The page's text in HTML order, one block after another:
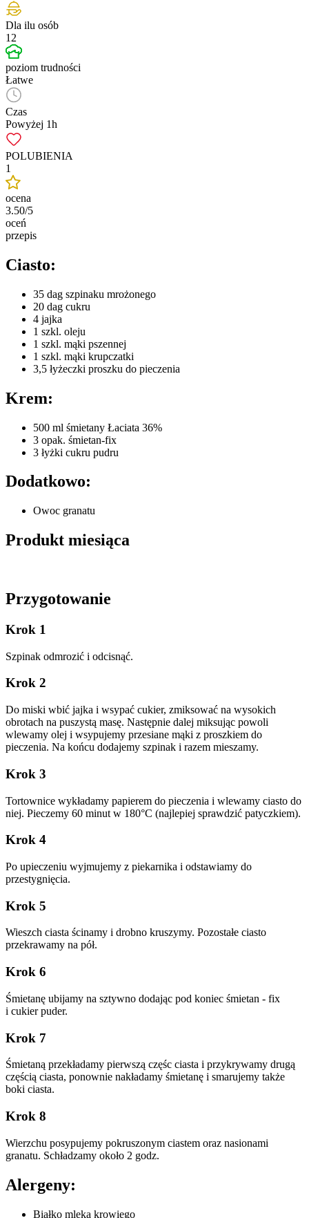
Dla ilu osób
12
poziom trudności
Łatwe
Czas
Powyżej 1h
POLUBIENIA
1
ocena
3.50/5
oceń
przepis
Ciasto:
35 dag szpinaku mrożonego
20 dag cukru
4 jajka
1 szkl. oleju
1 szkl. mąki pszennej
1 szkl. mąki krupczatki
3,5 łyżeczki proszku do pieczenia
Krem:
500 ml śmietany Łaciata 36%
3 opak. śmietan-fix
3 łyżki cukru pudru
Dodatkowo:
Owoc granatu
Produkt miesiąca
Przygotowanie
Krok 1
Szpinak odmrozić i odcisnąć.
Krok 2
Do miski wbić jajka i wsypać cukier, zmiksować na wysokich
obrotach na puszystą masę. Następnie dalej miksując powoli
wlewamy olej i wsypujemy przesiane mąki z proszkiem do
pieczenia. Na końcu dodajemy szpinak i razem mieszamy.
Krok 3
Tortownice wykładamy papierem do pieczenia i wlewamy ciasto do
niej. Pieczemy 60 minut w 180°C (najlepiej sprawdzić patyczkiem).
Krok 4
Po upieczeniu wyjmujemy z piekarnika i odstawiamy do
przestygnięcia.
Krok 5
Wieszch ciasta ścinamy i drobno kruszymy. Pozostałe ciasto
przekrawamy na pół.
Krok 6
Śmietanę ubijamy na sztywno dodając pod koniec śmietan - fix
i cukier puder.
Krok 7
Śmietaną przekładamy pierwszą częśc ciasta i przykrywamy drugą
częścią ciasta, ponownie nakładamy śmietanę i smarujemy także
boki ciasta.
Krok 8
Wierzchu posypujemy pokruszonym ciastem oraz nasionami
granatu. Schładzamy około 2 godz.
Alergeny:
Białko mleka krowiego